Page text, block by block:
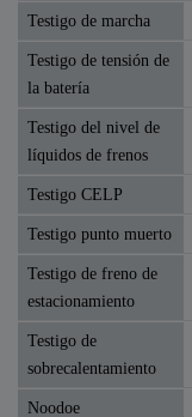
Testigo de marcha
Testigo de tensión de
la batería
Testigo del nivel de
líquidos de frenos
Testigo CELP
Testigo punto muerto
Testigo de freno de
estacionamiento
Testigo de
sobrecalentamiento
Noodoe